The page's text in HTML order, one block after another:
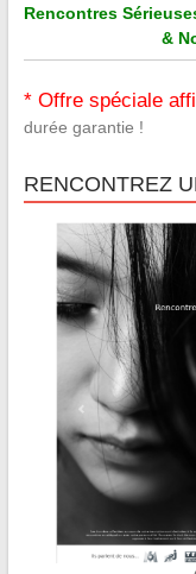
Rencontres
&
* Offre spéciale
durée garantie !
RENCONTREZ